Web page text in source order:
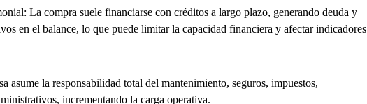
La compra suele financiarse con créditos a largo plazo, generando deuda y
en el balance, lo que puede limitar la capacidad financiera y afectar indicadores
asume la responsabilidad total del mantenimiento, seguros, impuestos,
incrementando la carga operativa.